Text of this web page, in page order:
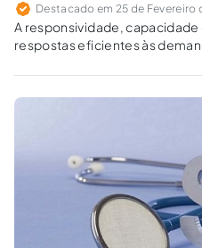
Destacado em 25 de Fevereiro
A responsividade, capacidade
respostas eficientes às
permanentes ou pontuais –
relação com a